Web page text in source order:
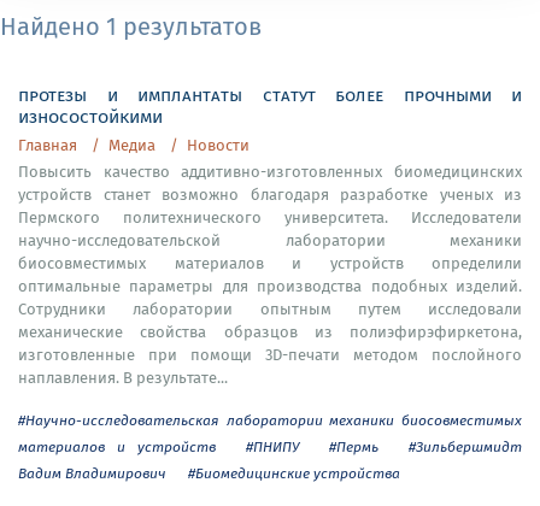
Найдено 1 результатов
протезы и имплантаты статут более прочными и
износостойкими
Главная Медиа
Новости
Повысить качество аддитивно-изготовленных биомедицинских
устройств станет возможно благодаря разработке ученых из
Пермского политехнического университета. Исследователи
научно-исследовательской лаборатории механики
биосовместимых материалов и устройств определили
оптимальные параметры для производства подобных изделий.
Сотрудники лаборатории опытным путем исследовали
механические свойства образцов из полиэфирэфиркетона,
изготовленные при помощи 3D-печати методом послойного
наплавления. В результате...
#Научно-исследовательская лаборатории механики биосовместимых
материалов и устройств
#ПНИПУ #Пермь
#Зильбершмидт
Вадим Владимирович
#Биомедицинские устройства